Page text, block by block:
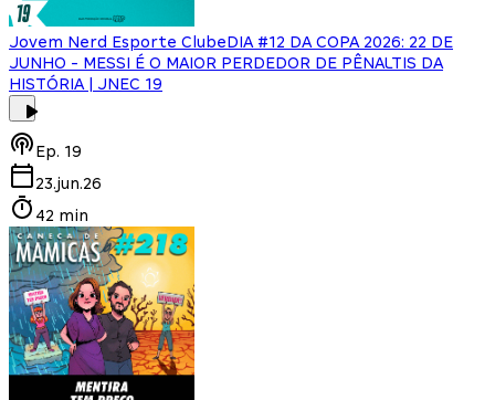
Jovem Nerd Esporte ClubeDIA #12 DA COPA 2026: 22 DE
JUNHO - MESSI É O MAIOR PERDEDOR DE PÊNALTIS DA
HISTÓRIA | JNEC 19
Ep. 19
23.jun.26
42 min